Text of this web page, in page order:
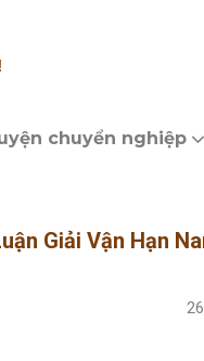
chuyển nghiệp
Giải Vận Hạn